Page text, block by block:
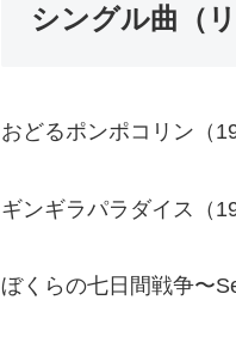
シングル曲（
おどるポンポコリン（
ギンギラパラダイス（
ぼくらの七日間戦争〜